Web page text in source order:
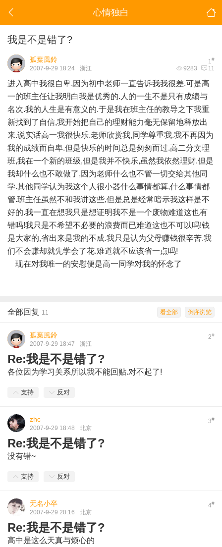
心情独白
我是不是错了?
1#
孤葉風鈴
9283 11
2007-9-29 18:24 浙江
进入高中我很自卑,因为初中老师一直告诉我我很差.可是高
一的班主任让我明白我是优秀的.人的一生不是只有成绩与
名次.我的人生是有意义的.于是我在班主任的教导之下我重
新找到了自信,我开始把自己的理财能力毫无保留地释放出
来.说实话高一我很快乐.老师欣赏我,同学尊重我.我不再因为
我的成绩而自卑.但是快乐的时间总是匆匆而过.高二分文理
班,我在一个新的班级,但是我并不快乐,虽然我依然理财.但是
我却什么也不敢做了,因为老师什么也不管一切交给其他同
学.其他同学认为我这个人很小器什么事情都算,什么事情都
管.班主任虽然不和我讲这些,但是总是经常暗示我这样是不
好的.我一直在想我只是想证明我不是一个废物难道这也有
错吗!我只是不希望不必要的浪费而已难道这也不可以吗!钱
是大家的,省出来是我的不成.我只是认为父母赚钱很辛苦.我
们不会赚却就先学会了花.难道就不应该省一点吗!
现在对我唯一的安慰便是高一同学对我的怀念了
倒序浏览
看全部
全部回复 11
2#
孤葉風鈴
2007-9-29 18:47 浙江
Re:我是不是错了?
各位因为学习关系所以我不能回贴.对不起了!
支持 反对
3#
zhc
2007-9-29 18:48 北京
Re:我是不是错了?
没有错~
支持 反对
4#
无名小卒
2007-9-29 20:16 北京
Re:我是不是错了?
高中是这么天真与烦心的